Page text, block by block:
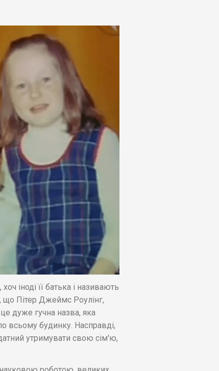
іноді її батька і називають
що Пітер Джеймс Роулінг,
дуже гучна назва, яка
всьому будинку. Насправді,
утримувати свою сім'ю,